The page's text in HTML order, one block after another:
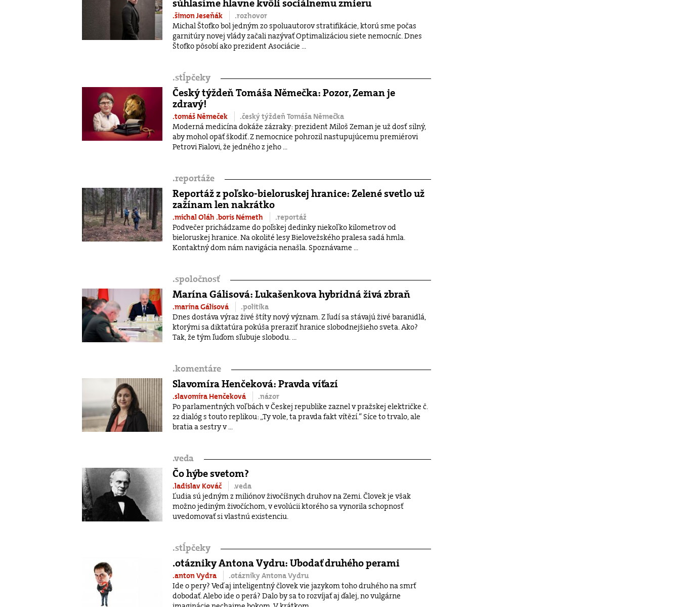
súhlasíme hlavne kvôli sociálnemu zmieru
.šimon Jeseňák
.rozhovor
Michal Štofko bol jedným zo spoluautorov stratifikácie, ktorú sme počas
garnitúry novej vlády začali nazývať Optimalizáciou siete nemocníc. Dnes
Štofko pôsobí ako prezident Asociácie ...
.stĺpčeky
Český týždeň Tomáša Němečka: Pozor, Zeman je
zdravý!
.tomáš Němeček
.český týždeň Tomáša Němečka
Moderná medicína dokáže zázraky: prezident Miloš Zeman je už dosť silný,
aby mohol opäť škodiť. Z nemocnice pohrozil nastupujúcemu premiérovi
Petrovi Fialovi, že jedného z jeho ...
.reportáže
Reportáž z poľsko-bieloruskej hranice: Zelené svetlo už
zažínam len nakrátko
.michal Oláh.boris Németh
.reportáž
Podvečer prichádzame do poľskej dedinky niekoľko kilometrov od
bieloruskej hranice. Na okolité lesy Bielovežského pralesa sadá hmla.
Kontaktný dom nám navigácia nenašla. Spoznávame ...
.spoločnosť
Marína Gálisová: Lukašenkova hybridná živá zbraň
.marína Gálisová
.politika
Dnes dostáva výraz živé štíty nový význam. Z ľudí sa stávajú živé baranidlá,
ktorými sa diktatúra pokúša preraziť hranice slobodnejšieho sveta. Ako?
Tak, že tým ľuďom sľubuje slobodu. ...
.komentáre
Slavomíra Henčeková: Pravda víťazí
.slavomíra Henčeková
.názor
Po parlamentných voľbách v Českej republike zaznel v pražskej električke č.
22 dialóg s touto replikou: „Ty vole, ta pravda fakt vítězí.“ Síce to trvalo, ale
bratia a sestry v ...
.veda
Čo hýbe svetom?
.ladislav Kováč
.veda
Ľudia sú jedným z miliónov živočíšnych druhov na Zemi. Človek je však
možno jediným živočíchom, v evolúcii ktorého sa vynorila schopnosť
uvedomovať si vlastnú existenciu.
.stĺpčeky
.otázniky Antona Vydru: Ubodať druhého perami
.anton Vydra
.otázniky Antona Vydru
Ide o pery? Veď aj inteligentný človek vie jazykom toho druhého na smrť
dobodať. Alebo ide o perá? Dalo by sa to rozvíjať aj ďalej, no vulgárne